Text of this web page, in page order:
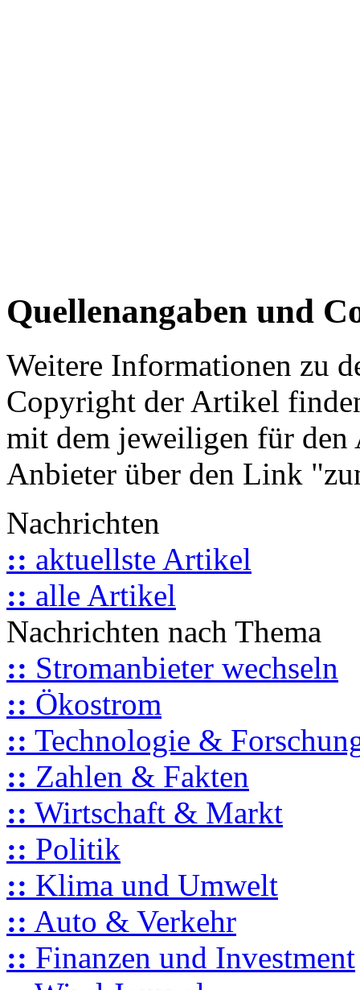
Quellenangaben und
Weitere Informationen zu
Copyright der Artikel
mit dem jeweiligen für
Anbieter über den Link
Nachrichten
:: aktuellste Artikel
:: alle Artikel
Nachrichten nach Thema
:: Stromanbieter wechseln
:: Ökostrom
:: Technologie &
:: Zahlen & Fakten
:: Wirtschaft & Markt
:: Politik
:: Klima und Umwelt
:: Auto & Verkehr
:: Finanzen und Investment